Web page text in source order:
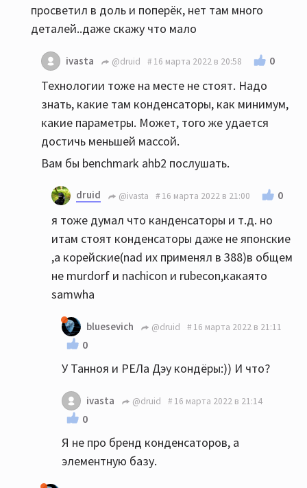
просветил в доль и поперёк, нет там много
деталей..даже скажу что мало
ivasta @druid 16 марта 2022 в 20:58 0
Технологии тоже на месте не стоят. Надо
знать, какие там конденсаторы, как минимум,
какие параметры. Может, того же удается
достичь меньшей массой.
Вам бы benchmark ahb2 послушать.
druid @ivasta 16 марта 2022 в 21:00 0
я тоже думал что канденсаторы и т.д. но
итам стоят конденсаторы даже не японские
,а корейские(nad их применял в 388)в общем
не murdorf и nachicon и rubecon,какаято
samwha
bluesevich @druid 16 марта 2022 в 21:11
0
У Танноя и РЕЛа Дэу кондёры:)) И что?
ivasta @druid 16 марта 2022 в 21:14
0
Я не про бренд конденсаторов, а
элементную базу.